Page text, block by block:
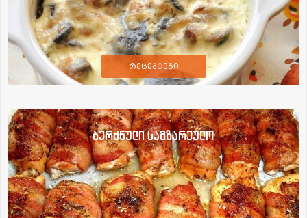
რეცეპტები
ბერძნული სამზარეულო